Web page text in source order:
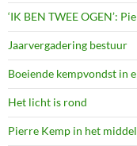
‘IK BEN TWEE OGEN’:
Jaarvergadering bestuur
Boeiende kempvondst in
Het licht is rond
Pierre Kemp in het